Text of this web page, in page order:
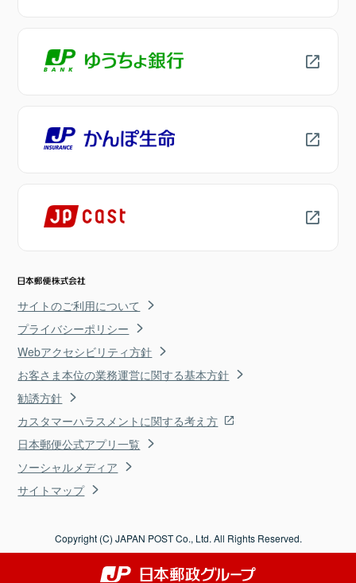
サイトのご利用について
プライバシーポリシー
Webアクセシビリティ方針
お客さま本位の業務運営に関する基本方針
勧誘方針
カスタマーハラスメントに関する考え方
日本郵便公式アプリ一覧
ソーシャルメディア
サイトマップ
Copyright (C) JAPAN POST Co., Ltd. All Rights Reserved.